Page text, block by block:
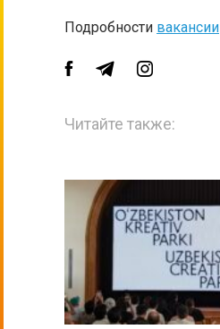
Подробности вакансии
Читайте также: